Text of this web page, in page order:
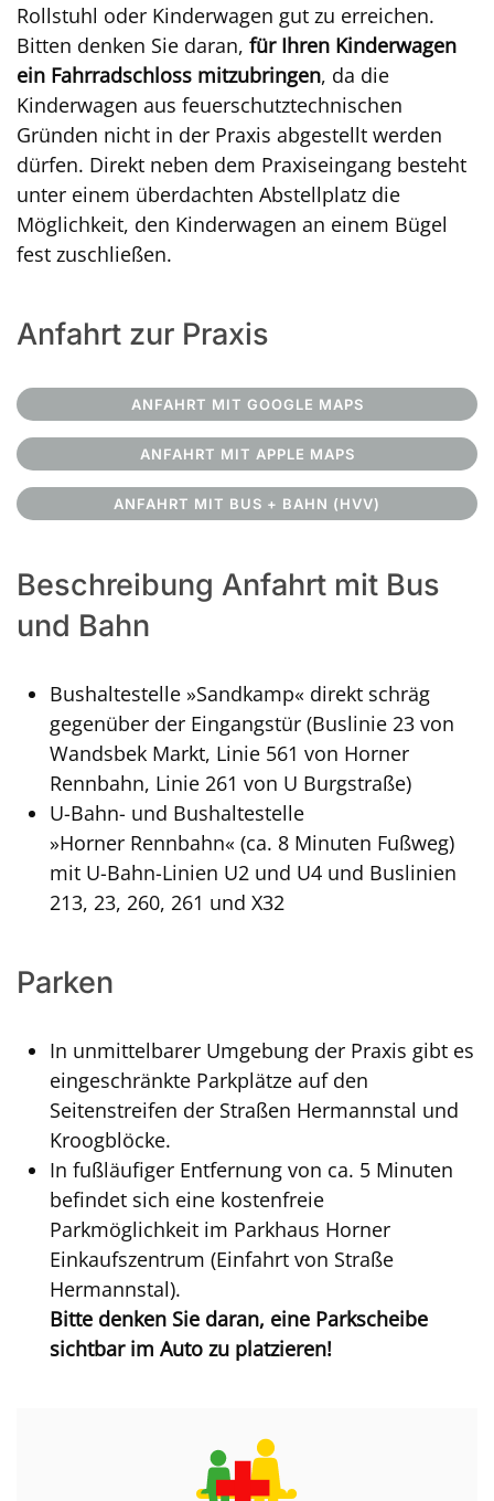
Rollstuhl oder Kinderwagen gut zu erreichen.
Bitten denken Sie daran, für Ihren Kinderwagen
ein Fahrradschloss mitzubringen, da die
Kinderwagen aus feuerschutztechnischen
Gründen nicht in der Praxis abgestellt werden
dürfen. Direkt neben dem Praxiseingang besteht
unter einem überdachten Abstellplatz die
Möglichkeit, den Kinderwagen an einem Bügel
fest zuschließen.
Anfahrt zur Praxis
ANFAHRT MIT GOOGLE MAPS
ANFAHRT MIT APPLE MAPS
ANFAHRT MIT BUS + BAHN (HVV)
Beschreibung Anfahrt mit Bus
und Bahn
Bushaltestelle »Sandkamp« direkt schräg
gegenüber der Eingangstür (Buslinie 23 von
Wandsbek Markt, Linie 561 von Horner
Rennbahn, Linie 261 von U Burgstraße)
U-Bahn- und Bushaltestelle
»Horner Rennbahn« (ca. 8 Minuten Fußweg)
mit U-Bahn-Linien U2 und U4 und Buslinien
213, 23, 260, 261 und X32
Parken
In unmittelbarer Umgebung der Praxis gibt es
eingeschränkte Parkplätze auf den
Seitenstreifen der Straßen Hermannstal und
Kroogblöcke.
In fußläufiger Entfernung von ca. 5 Minuten
befindet sich eine kostenfreie
Parkmöglichkeit im Parkhaus Horner
Einkaufszentrum (Einfahrt von Straße
Hermannstal).
Bitte denken Sie daran, eine Parkscheibe
sichtbar im Auto zu platzieren!